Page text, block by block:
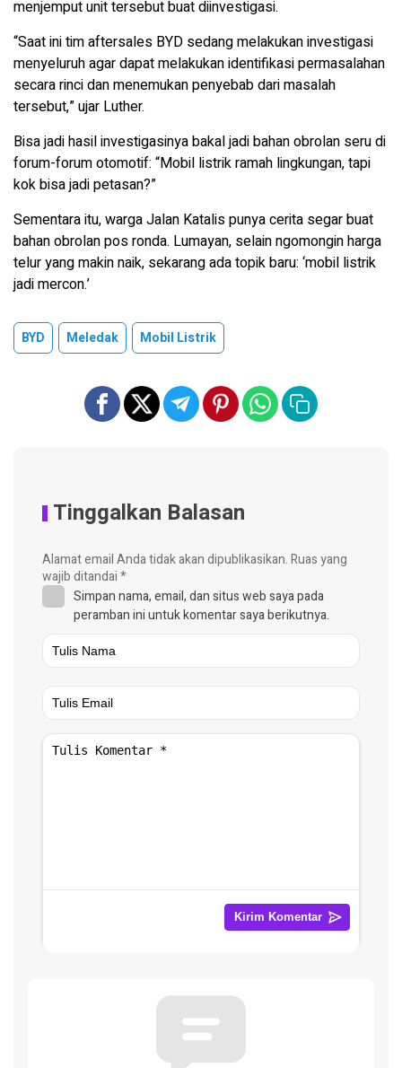
menjemput unit tersebut buat diinvestigasi.
“Saat ini tim aftersales BYD sedang melakukan investigasi
menyeluruh agar dapat melakukan identifikasi permasalahan
secara rinci dan menemukan penyebab dari masalah
tersebut,” ujar Luther.
Bisa jadi hasil investigasinya bakal jadi bahan obrolan seru di
forum-forum otomotif: “Mobil listrik ramah lingkungan, tapi
kok bisa jadi petasan?”
Sementara itu, warga Jalan Katalis punya cerita segar buat
bahan obrolan pos ronda. Lumayan, selain ngomongin harga
telur yang makin naik, sekarang ada topik baru: ‘mobil listrik
jadi mercon.’
BYD Meledak Mobil Listrik
Tinggalkan Balasan
Alamat email Anda tidak akan dipublikasikan.Ruas yang
wajib ditandai*
Simpan nama, email, dan situs web saya pada
peramban ini untuk komentar saya berikutnya.